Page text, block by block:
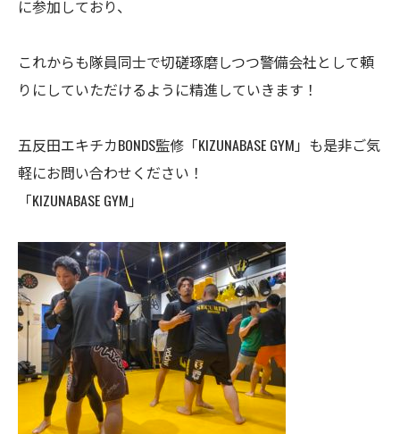
に参加しており、
これからも隊員同士で切磋琢磨しつつ警備会社として頼
りにしていただけるように精進していきます！
五反田エキチカBONDS監修「KIZUNABASE GYM」も是非ご気
軽にお問い合わせください！
「KIZUNABASE GYM」